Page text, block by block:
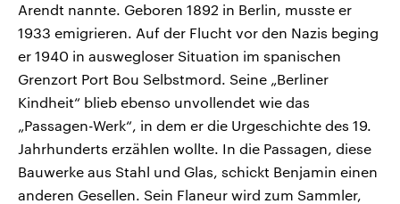
Arendt nannte. Geboren 1892 in Berlin, musste er
1933 emigrieren. Auf der Flucht vor den Nazis beging
er 1940 in auswegloser Situation im spanischen
Grenzort Port Bou Selbstmord. Seine „Berliner
Kindheit“ blieb ebenso unvollendet wie das
„Passagen-Werk“, in dem er die Urgeschichte des 19.
Jahrhunderts erzählen wollte. In die Passagen, diese
Bauwerke aus Stahl und Glas, schickt Benjamin einen
anderen Gesellen. Sein Flaneur wird zum Sammler,